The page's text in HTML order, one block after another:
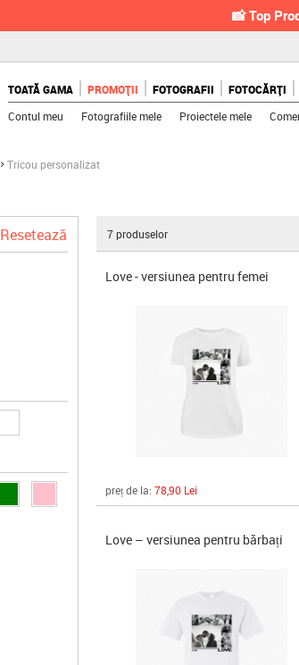
📸 Top
TOATĂ GAMA PROMOȚII FOTOGRAFII FOTOCĂRȚI
Contul meu Fotografiile mele Proiectele mele
Tricou personalizat
Resetează 7produselor
Love - versiunea pentru femei
preț de la: 78,90 Lei
Love – versiunea pentru bărbați